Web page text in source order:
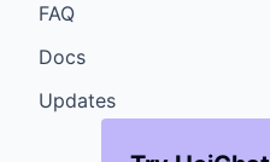
FAQ
Docs
Updates